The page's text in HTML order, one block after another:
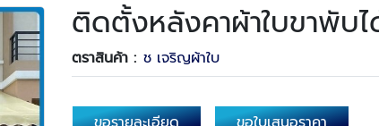
ติดตั้งหลังคาผ้าใบขาพับ
ตราสินค้า : ช เจริญผ้าใบ